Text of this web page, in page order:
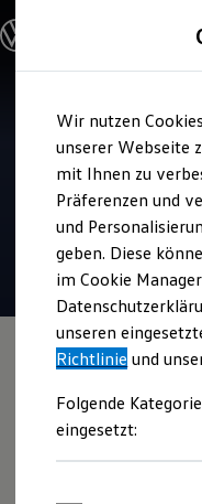
Hauptinhalt
springen
Footer
springen
Modelle und
Modelle
Elektroautos
ENERGY
Nutzfahrzeuge
SUV und CUV
Familienautos
Kombis
Sportwagen
Schnell verfügbare
Angebote und
Aktuelle
E-Auto-
Volkswagen
Junge
Zubehör- und
Verkauf und Service
Gohm +
4.9|
Wir nutzen
unserer Webseite
mit Ihnen zu
Präferenzen und
und
geben. Diese
im Cookie
unseren
Richtlinie und
Folgende
eingesetzt: